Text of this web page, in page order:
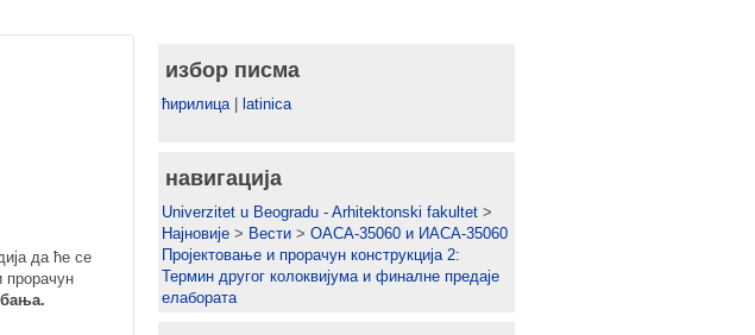
да ће се
прорачун
избор писма
ћирилица| latinica
навигација
Univerzitet u Beogradu - Arhitektonski fakultet >
Најновије > Вести > ОАСА-35060 и ИАСА-35060
Пројектовање и прорачун конструкција 2:
Термин другог колоквијума и финалне предаје
елабората